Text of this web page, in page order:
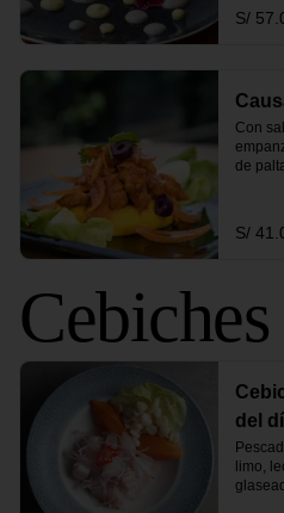
S/
Con
de
S/
Cebiches
del
limo,